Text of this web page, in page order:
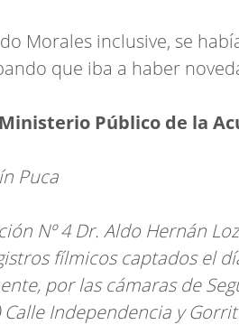
Morales inclusive, se
que iba a haber
Público de la
Puca
Nº 4 Dr. Aldo Hernán
fílmicos captados el
por las cámaras de
Independencia y